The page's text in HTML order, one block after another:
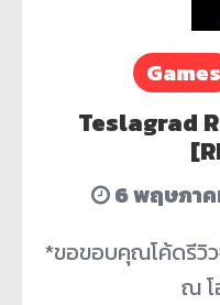
Games
Teslagrad
6 พฤษภา
*ขอขอบคุณโค้ดรีวิ
ณ โ